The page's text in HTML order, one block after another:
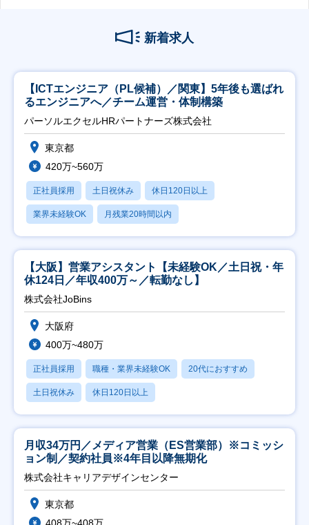
新着求人
【ICTエンジニア（PL候補）／関東】5年後も選ばれ
るエンジニアへ／チーム運営・体制構築
パーソルエクセルHRパートナーズ株式会社
東京都
420万~560万
正社員採用 土日祝休み 休日120日以上
業界未経験OK 月残業20時間以内
【大阪】営業アシスタント【未経験OK／土日祝・年
休124日／年収400万～／転勤なし】
株式会社JoBins
大阪府
400万~480万
正社員採用 職種・業界未経験OK 20代におすすめ
土日祝休み 休日120日以上
月収34万円／メディア営業（ES営業部）※コミッシ
ョン制／契約社員※4年目以降無期化
株式会社キャリアデザインセンター
東京都